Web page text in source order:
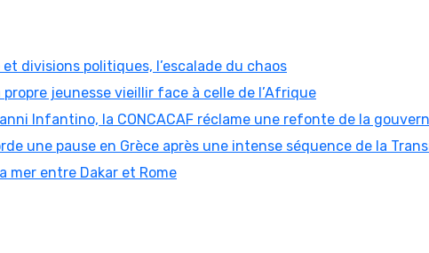
divisions politiques, l’escalade du chaos
propre jeunesse vieillir face à celle de l’Afrique
Infantino, la CONCACAF réclame une refonte de la
une pause en Grèce après une intense séquence de la
mer entre Dakar et Rome